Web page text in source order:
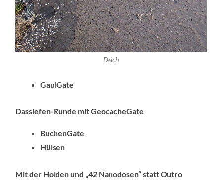
Deich
GaulGate
Dassiefen-Runde mit GeocacheGate
BuchenGate
Hülsen
Mit der Holden und „42 Nanodosen“ statt Outro